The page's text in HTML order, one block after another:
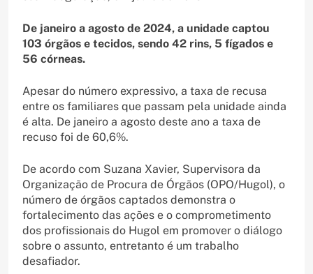
De janeiro a agosto de 2024, a unidade captou
103 órgãos e tecidos, sendo 42 rins, 5 fígados e
56 córneas.
Apesar do número expressivo, a taxa de recusa
entre os familiares que passam pela unidade ainda
é alta. De janeiro a agosto deste ano a taxa de
recuso foi de 60,6%.
De acordo com Suzana Xavier, Supervisora da
Organização de Procura de Órgãos (OPO/Hugol), o
número de órgãos captados demonstra o
fortalecimento das ações e o comprometimento
dos profissionais do Hugol em promover o diálogo
sobre o assunto, entretanto é um trabalho
desafiador.